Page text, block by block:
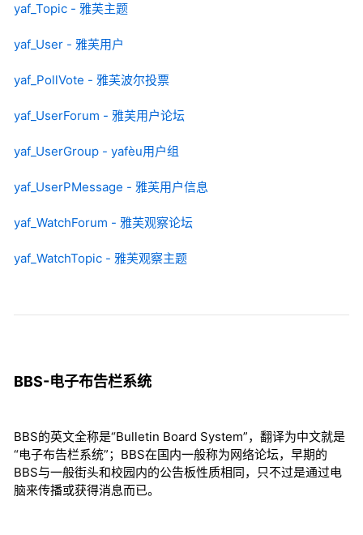
yaf_Topic - 雅芙主题
yaf_User - 雅芙用户
yaf_PollVote - 雅芙波尔投票
yaf_UserForum - 雅芙用户论坛
yaf_UserGroup - yafèu用户组
yaf_UserPMessage - 雅芙用户信息
yaf_WatchForum - 雅芙观察论坛
yaf_WatchTopic - 雅芙观察主题
BBS-电子布告栏系统
BBS的英文全称是“Bulletin Board System”，翻译为中文就是
“电子布告栏系统”；BBS在国内一般称为网络论坛，早期的
BBS与一般街头和校园内的公告板性质相同，只不过是通过电
脑来传播或获得消息而已。